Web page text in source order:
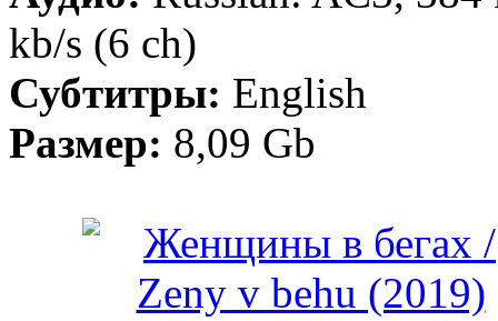
kb/s (6 ch)
Субтитры: English
Размер: 8,09 Gb